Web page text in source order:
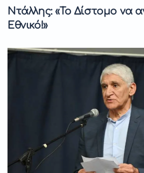
Ντάλλης: «Το Δίστομο να
Εθνικό!»